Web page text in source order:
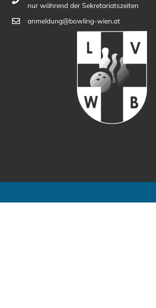
nur während der Sekretariatszeiten
anmeldung@bowling-wien.at